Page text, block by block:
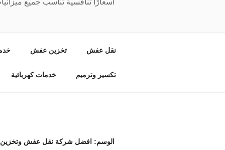
أسعارًا تنافسية تناسب جميع
نقل عفش تخزين عفش
تكسير وترميم خدمات كهربائية
الوسم: افضل شركة نقل عفش وتخزين